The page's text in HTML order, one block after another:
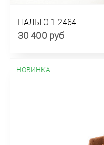
ПАЛЬТО 1-2464
30 400 руб
НОВИНКА